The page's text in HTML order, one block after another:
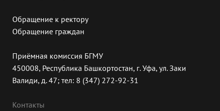
Обращение к ректору
Обращение граждан
Приёмная комиссия БГМУ
450008, Республика Башкортостан, г. Уфа, ул. Заки
Валиди, д. 47; тел: 8 (347) 272-92-31
Контакты